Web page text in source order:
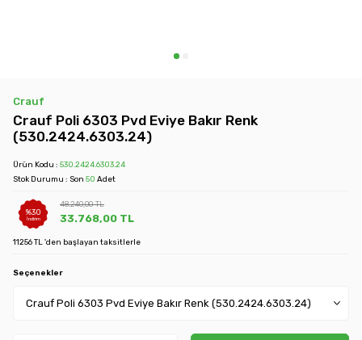
Crauf
Crauf Poli 6303 Pvd Eviye Bakır Renk
(530.2424.6303.24)
Ürün Kodu : 530.2424.6303.24
Stok Durumu : Son 50 Adet
%30
İndirim
48.240,00TL
33.768,00 TL
11256 TL 'den başlayan taksitlerle
Seçenekler